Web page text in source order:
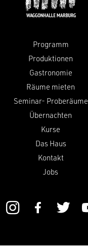
Programm
Produktionen
Gastronomie
Räume mieten
Seminar- Proberäume
Übernachten
Kurse
Das Haus
Kontakt
Jobs